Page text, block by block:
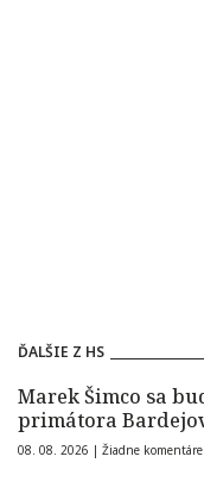
ĎALŠIE Z HS
Marek Šimco sa
primátora
08. 08. 2026 | Žiadne komentáre